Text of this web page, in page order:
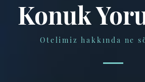
Konuk
Otelimiz hakkında ne